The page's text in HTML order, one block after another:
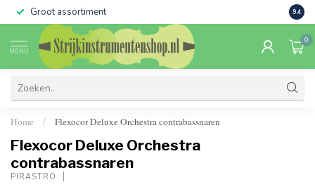
Groot assortiment 9.4
MENU
0
Home / Flexocor Deluxe Orchestra contrabassnaren
Flexocor Deluxe Orchestra
contrabassnaren
PIRASTRO